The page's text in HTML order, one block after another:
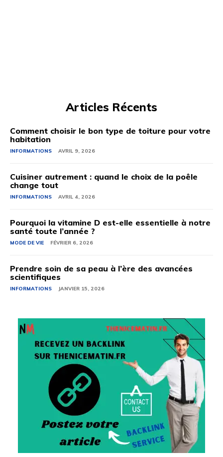
Articles Récents
Comment choisir le bon type de toiture pour votre
habitation
INFORMATIONS AVRIL 9, 2026
Cuisiner autrement : quand le choix de la poêle
change tout
INFORMATIONS AVRIL 4, 2026
Pourquoi la vitamine D est-elle essentielle à notre
santé toute l’année ?
MODE DE VIE FÉVRIER 6, 2026
Prendre soin de sa peau à l’ère des avancées
scientifiques
INFORMATIONS JANVIER 15, 2026